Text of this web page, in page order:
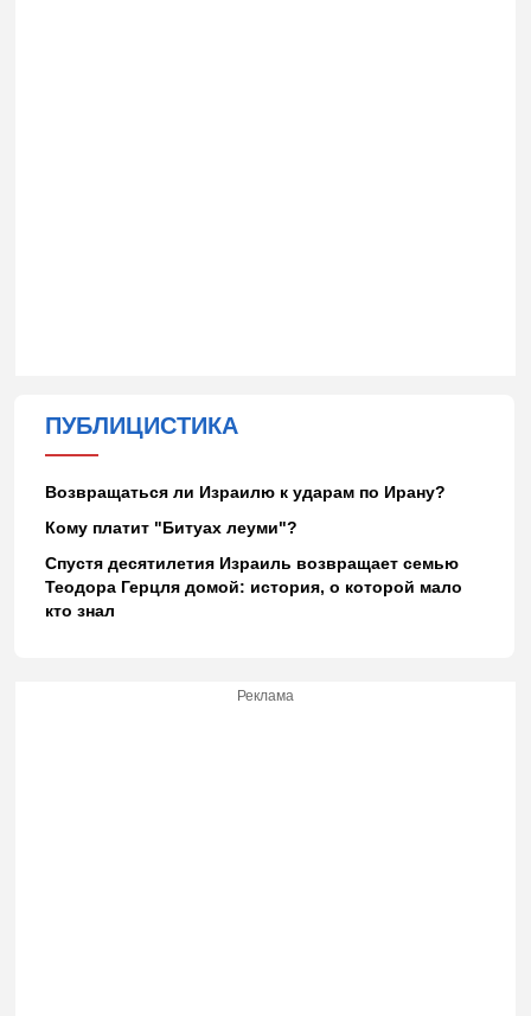
ПУБЛИЦИСТИКА
Возвращаться ли Израилю к ударам по Ирану?
Кому платит "Битуах леуми"?
Спустя десятилетия Израиль возвращает семью
Теодора Герцля домой: история, о которой мало
кто знал
Реклама